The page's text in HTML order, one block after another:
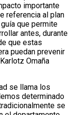
importante
referencia al plan
que permite
antes, durante
que estas
puedan prevenir
Omaña
se llama los
determinado
se